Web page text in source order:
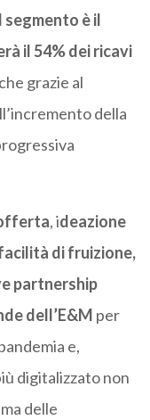
è il
il 54% dei ricavi
grazie al
della
, ideazione
di fruizione,
partnership
dell’E&M per
e,
digitalizzato non
delle